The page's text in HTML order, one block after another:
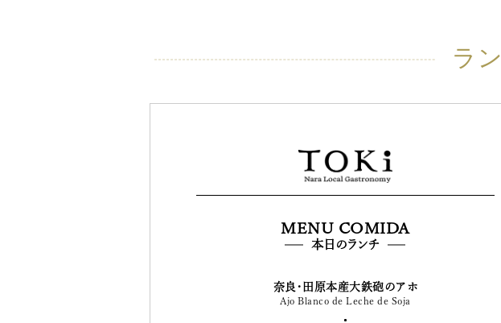
ラ
MENU COMIDA
本日のランチ
奈良・田原本産大鉄砲のアホ
Ajo Blanco de Leche de Soja